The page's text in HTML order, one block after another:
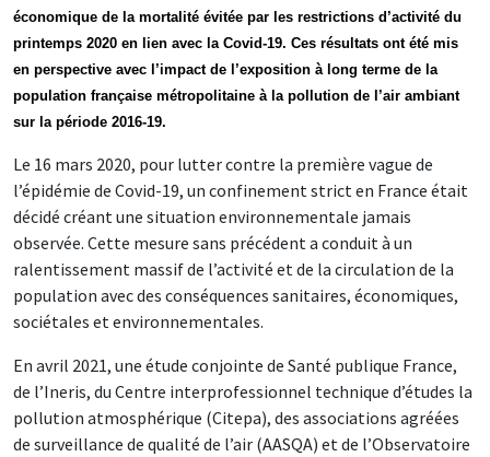
économique de la mortalité évitée par les restrictions d’activité du
printemps 2020 en lien avec la Covid-19. Ces résultats ont été mis
en perspective avec l’impact de l’exposition à long terme de la
population française métropolitaine à la pollution de l’air ambiant
sur la période 2016-19.
Le 16 mars 2020, pour lutter contre la première vague de
l’épidémie de Covid-19, un confinement strict en France était
décidé créant une situation environnementale jamais
observée. Cette mesure sans précédent a conduit à un
ralentissement massif de l’activité et de la circulation de la
population avec des conséquences sanitaires, économiques,
sociétales et environnementales.
En avril 2021, une étude conjointe de Santé publique France,
de l’Ineris, du Centre interprofessionnel technique d’études la
pollution atmosphérique (Citepa), des associations agréées
de surveillance de qualité de l’air (AASQA) et de l’Observatoire